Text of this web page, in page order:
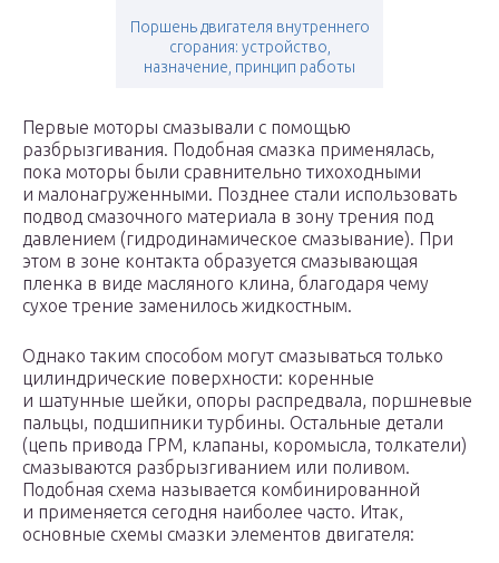
Поршень двигателя внутреннего
сгорания: устройство,
назначение, принцип работы
Первые моторы смазывали с помощью
разбрызгивания. Подобная смазка применялась,
пока моторы были сравнительно тихоходными
и малонагруженными. Позднее стали использовать
подвод смазочного материала в зону трения под
давлением (гидродинамическое смазывание). При
этом в зоне контакта образуется смазывающая
пленка в виде масляного клина, благодаря чему
сухое трение заменилось жидкостным.
Однако таким способом могут смазываться только
цилиндрические поверхности: коренные
и шатунные шейки, опоры распредвала, поршневые
пальцы, подшипники турбины. Остальные детали
(цепь привода ГРМ, клапаны, коромысла, толкатели)
смазываются разбрызгиванием или поливом.
Подобная схема называется комбинированной
и применяется сегодня наиболее часто. Итак,
основные схемы смазки элементов двигателя: